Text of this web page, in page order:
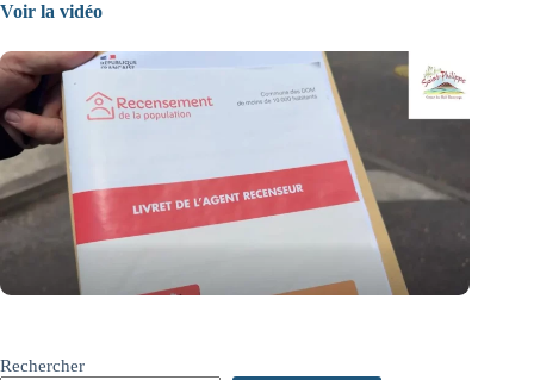
Voir la vidéo
Rechercher